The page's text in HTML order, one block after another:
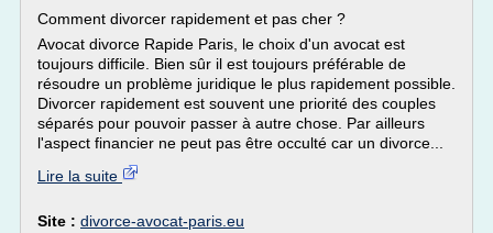
Comment divorcer rapidement et pas cher ?
Avocat divorce Rapide Paris, le choix d'un avocat est
toujours difficile. Bien sûr il est toujours préférable de
résoudre un problème juridique le plus rapidement possible.
Divorcer rapidement est souvent une priorité des couples
séparés pour pouvoir passer à autre chose. Par ailleurs
l'aspect financier ne peut pas être occulté car un divorce...
Lire la suite
Site : divorce-avocat-paris.eu